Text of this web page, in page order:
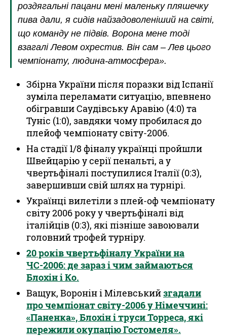
роздягальні пацани мені маленьку пляшечку
пива дали, я сидів найзадоволеніший на світі,
що команду не підвів. Ворона мене тоді
взагалі Левом охрестив. Він сам – Лев цього
чемпіонату, людина-атмосфера».
Збірна України після поразки від Іспанії
зуміла переламати ситуацію, впевнено
обігравши Саудівську Аравію (4:0) та
Туніс (1:0), завдяки чому пробилася до
плейоф чемпіонату світу-2006.
На стадії 1/8 фіналу українці пройшли
Швейцарію у серії пенальті, а у
чвертьфіналі поступилися Італії (0:3),
завершивши свій шлях на турнірі.
Українці вилетіли з плей-оф чемпіонату
світу 2006 року у чвертьфіналі від
італійців (0:3), які пізніше завоювали
головний трофей турніру.
20 років чвертьфіналу України на
ЧС-2006: де зараз і чим займаються
Блохін і Ко.
Ващук, Воронін і Мілевськийзгадали
про чемпіонат світу-2006 у Німеччині:
«Паненка», Блохін і труси Торреса, які
пережили окупацію Гостомеля».